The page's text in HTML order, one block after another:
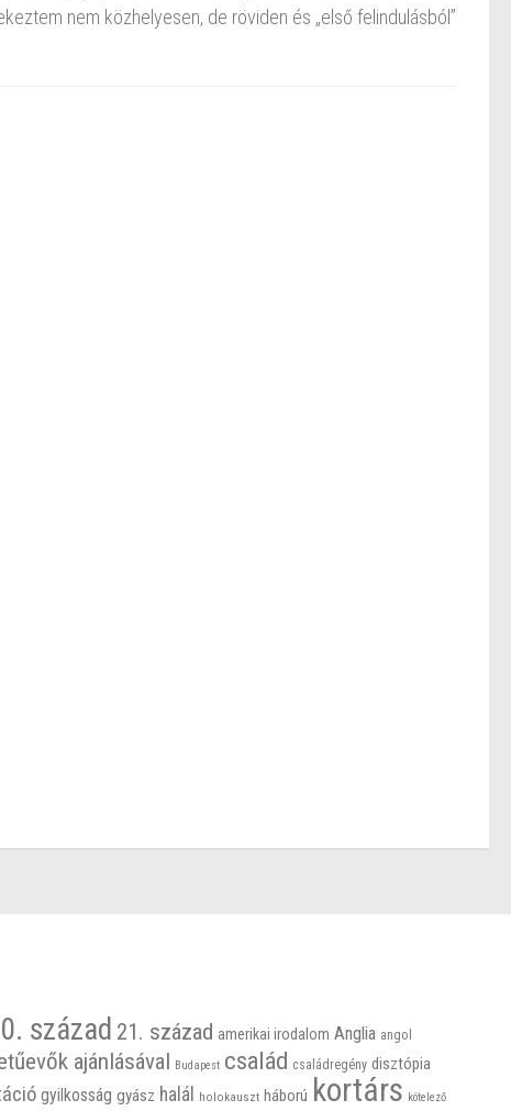
nem közhelyesen, de röviden és „első felindulásból”
század 21. század amerikai irodalom Anglia angol
ajánlásával Budapest család családregény disztópia
gyilkosság gyász halál holokauszt háború kortárs kötelező